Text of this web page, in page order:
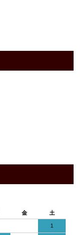
金 土
1